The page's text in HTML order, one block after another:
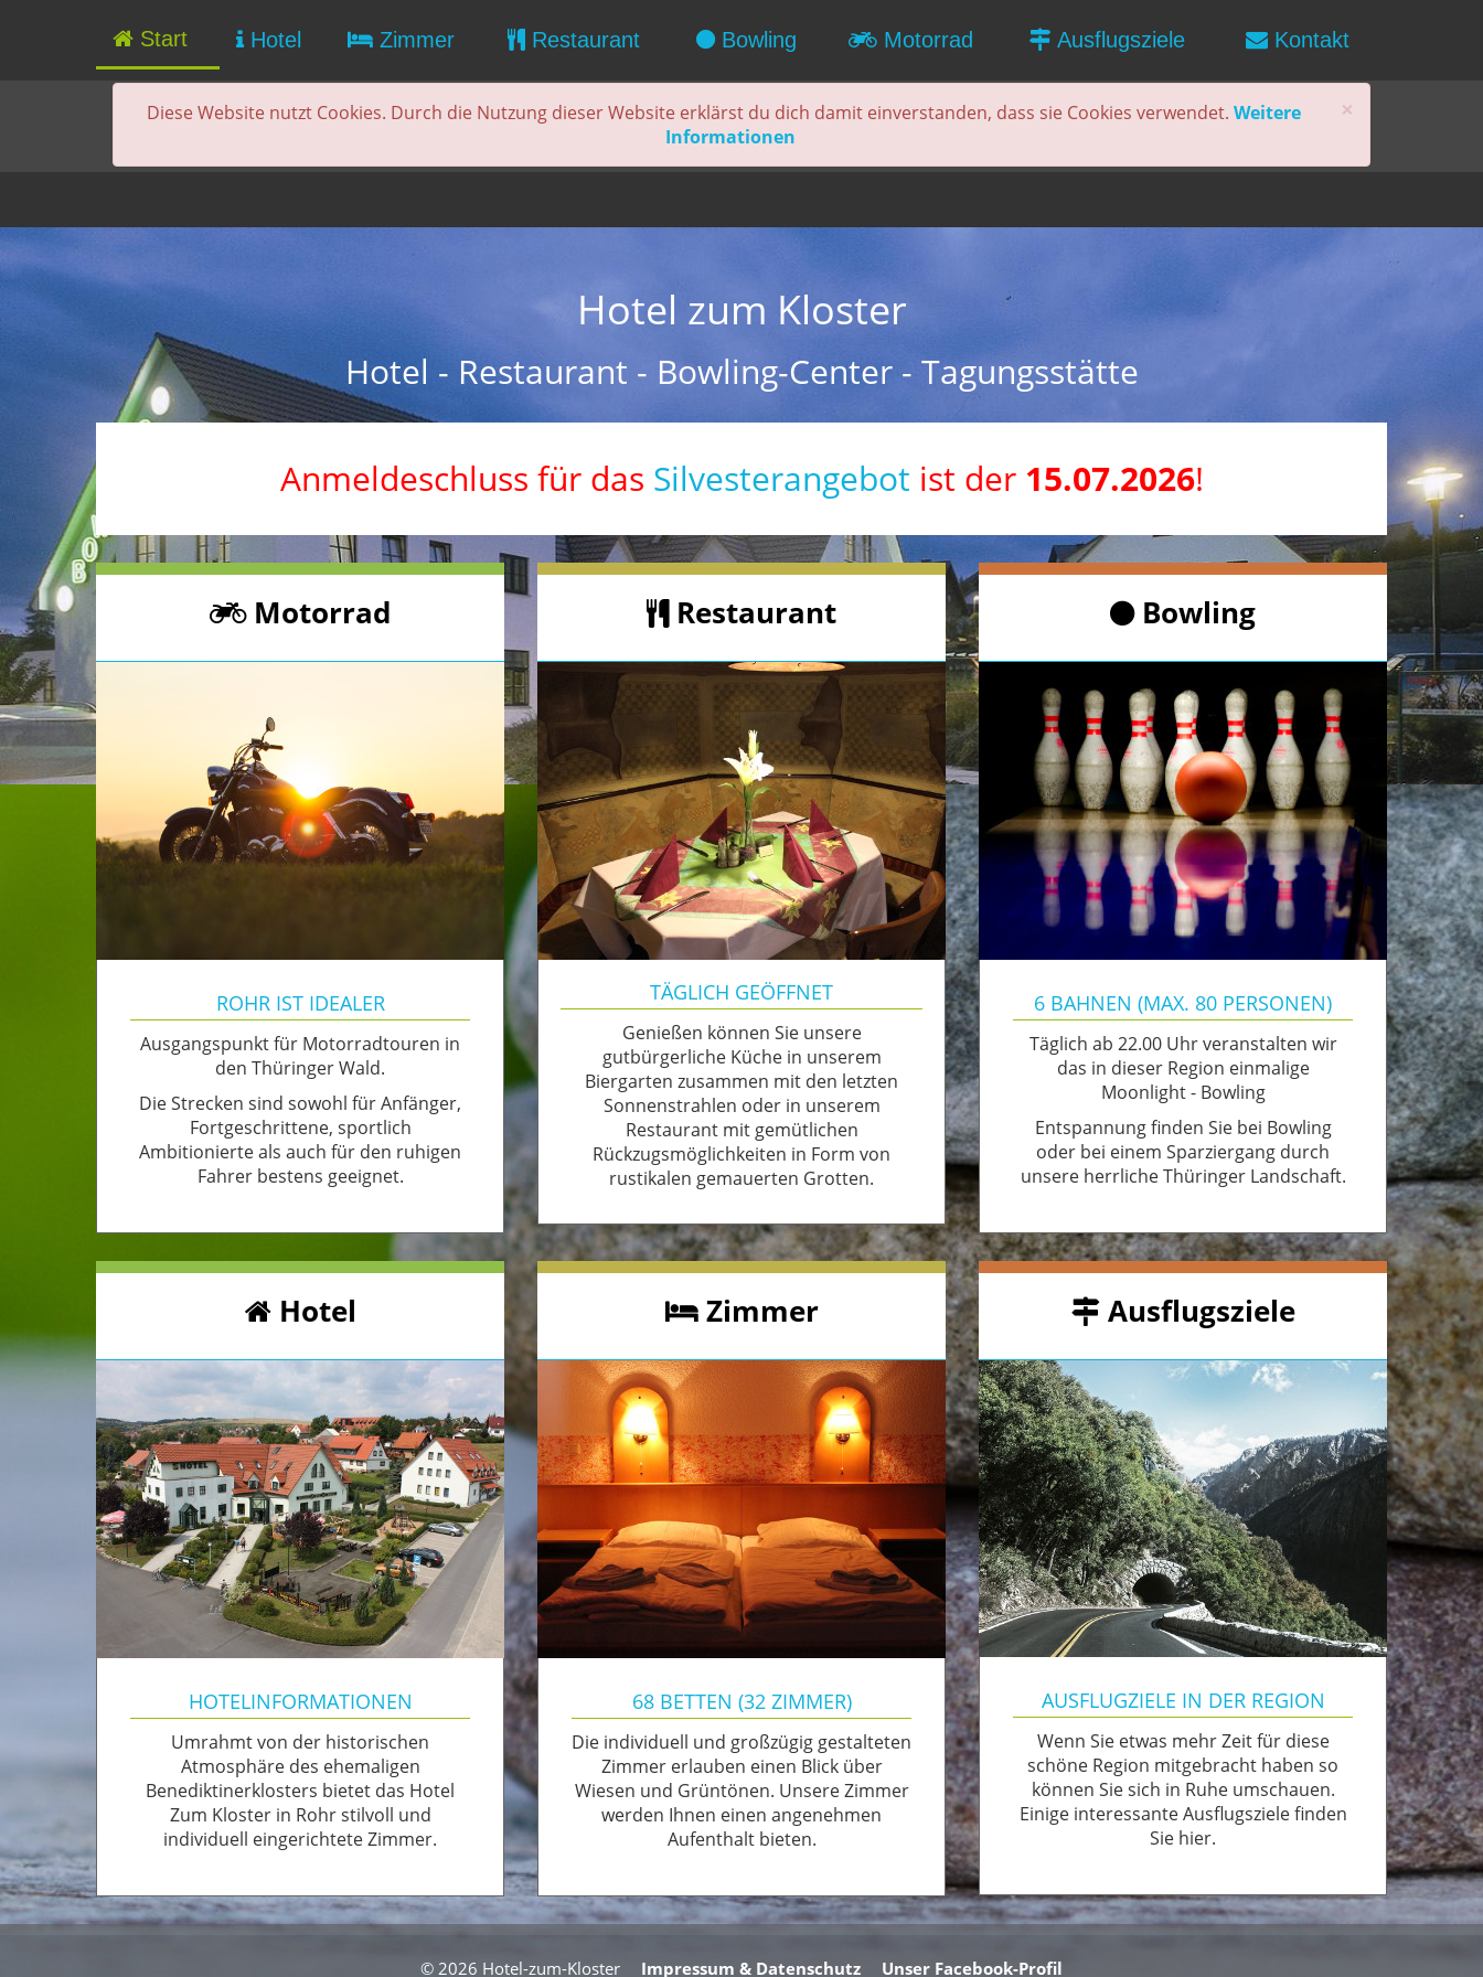
×
Diese Website nutzt Cookies. Durch die Nutzung dieser Website erklärst du dich damit einverstanden, dass sie Cookies verwendet. Weitere
Informationen
Start Hotel Zimmer Restaurant Bowling Motorrad Ausflugsziele Kontakt
Hotel zum Kloster
Hotel - Restaurant - Bowling-Center - Tagungsstätte
Anmeldeschluss für das Silvesterangebot ist der 15.07.2026!
Motorrad
ROHR IST IDEALER
Ausgangspunkt für Motorradtouren in
den Thüringer Wald.
Die Strecken sind sowohl für Anfänger,
Fortgeschrittene, sportlich
Ambitionierte als auch für den ruhigen
Fahrer bestens geeignet.
Restaurant
TÄGLICH GEÖFFNET
Genießen können Sie unsere
gutbürgerliche Küche in unserem
Biergarten zusammen mit den letzten
Sonnenstrahlen oder in unserem
Restaurant mit gemütlichen
Rückzugsmöglichkeiten in Form von
rustikalen gemauerten Grotten.
Bowling
6 BAHNEN (MAX. 80 PERSONEN)
Täglich ab 22.00 Uhr veranstalten wir
das in dieser Region einmalige
Moonlight - Bowling
Entspannung finden Sie bei Bowling
oder bei einem Sparziergang durch
unsere herrliche Thüringer Landschaft.
Hotel
HOTELINFORMATIONEN
Umrahmt von der historischen
Atmosphäre des ehemaligen
Benediktinerklosters bietet das Hotel
Zum Kloster in Rohr stilvoll und
individuell eingerichtete Zimmer.
Zimmer
68 BETTEN (32 ZIMMER)
Die individuell und großzügig gestalteten
Zimmer erlauben einen Blick über
Wiesen und Grüntönen. Unsere Zimmer
werden Ihnen einen angenehmen
Aufenthalt bieten.
Ausflugsziele
AUSFLUGZIELE IN DER REGION
Wenn Sie etwas mehr Zeit für diese
schöne Region mitgebracht haben so
können Sie sich in Ruhe umschauen.
Einige interessante Ausflugsziele finden
Sie hier.
© 2026 Hotel-zum-Kloster Impressum & Datenschutz Unser Facebook-Profil